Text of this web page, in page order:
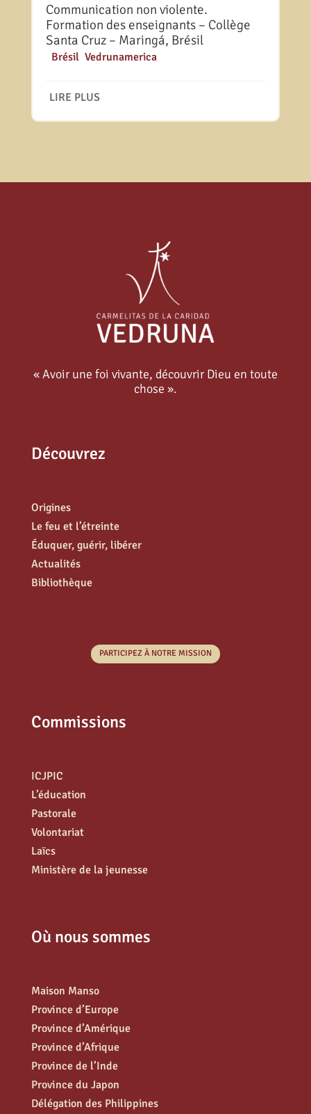
Communication non violente.
Formation des enseignants – Collège
Santa Cruz – Maringá, Brésil
Brésil, Vedrunamerica
LIRE PLUS
« Avoir une foi vivante, découvrir Dieu en toute
chose ».
Découvrez
Origines
Le feu et l’étreinte
Éduquer, guérir, libérer
Actualités
Bibliothèque
PARTICIPEZ À NOTRE MISSION
Commissions
ICJPIC
L’éducation
Pastorale
Volontariat
Laïcs
Ministère de la jeunesse
Où nous sommes
Maison Manso
Province d’Europe
Province d’Amérique
Province d’Afrique
Province de l’Inde
Province du Japon
Délégation des Philippines